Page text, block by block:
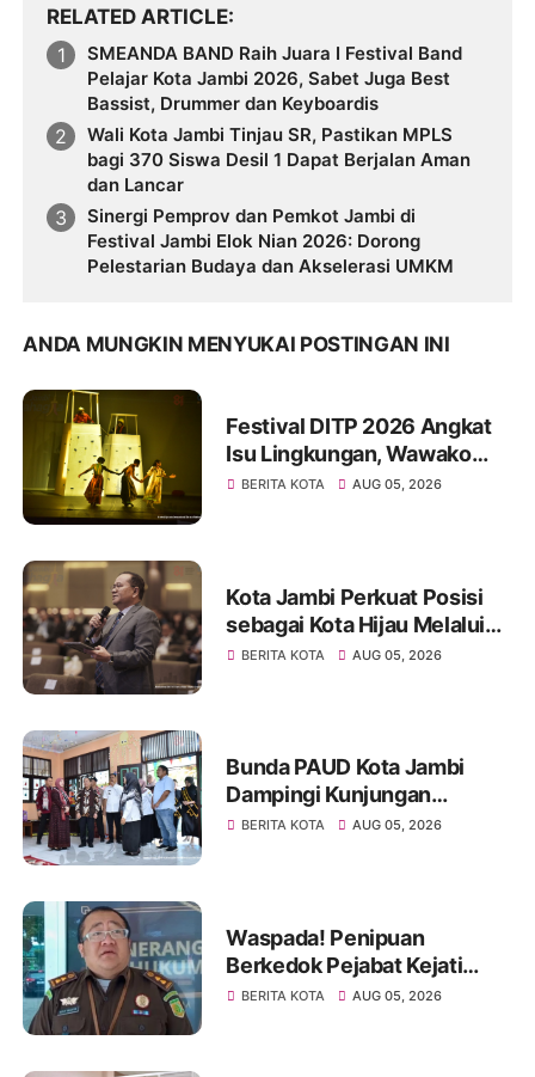
RELATED ARTICLE
SMEANDA BAND Raih Juara I Festival Band
Pelajar Kota Jambi 2026, Sabet Juga Best
Bassist, Drummer dan Keyboardis
Wali Kota Jambi Tinjau SR, Pastikan MPLS
bagi 370 Siswa Desil 1 Dapat Berjalan Aman
dan Lancar
Sinergi Pemprov dan Pemkot Jambi di
Festival Jambi Elok Nian 2026: Dorong
Pelestarian Budaya dan Akselerasi UMKM
ANDA MUNGKIN MENYUKAI POSTINGAN INI
Festival DITP 2026 Angkat
Isu Lingkungan, Wawako
Diza Apresiasi Karya
BERITA KOTA AUG 05, 2026
Kota Jambi Perkuat Posisi
sebagai Kota Hijau Melalui
Forum Internasional IMT-GT
BERITA KOTA AUG 05, 2026
Bunda PAUD Kota Jambi
Dampingi Kunjungan
Kemendikdasmen, Perkuat
BERITA KOTA AUG 05, 2026
Waspada! Penipuan
Berkedok Pejabat Kejati
Jambi, Warga Diminta
BERITA KOTA AUG 05, 2026